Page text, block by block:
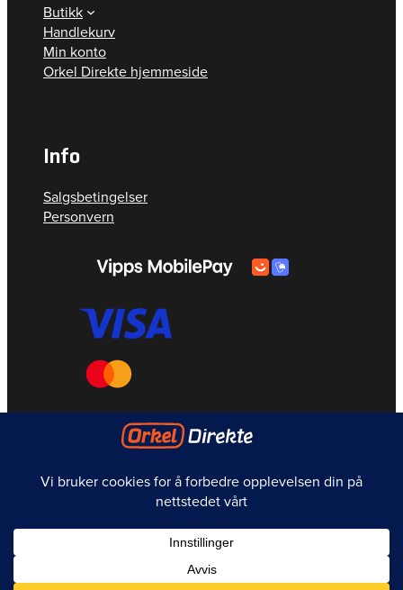
Butikk
Handlekurv
Min konto
Orkel Direkte hjemmeside
Info
Salgsbetingelser
Personvern